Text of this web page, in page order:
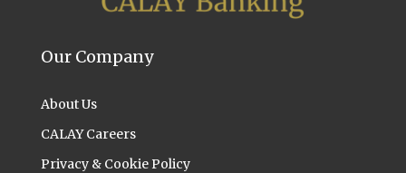
Our Company
About Us
CALAY Careers
Privacy & Cookie Policy